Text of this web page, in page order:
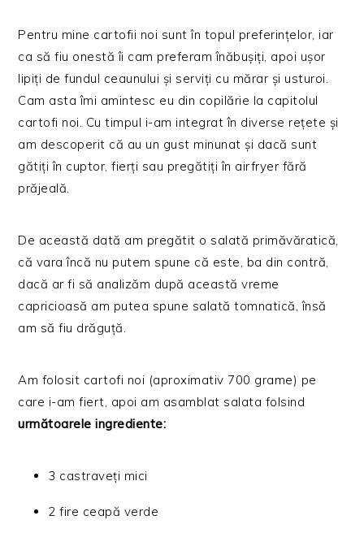
Pentru mine cartofii noi sunt în topul preferințelor, iar
ca să fiu onestă îi cam preferam înăbușiți, apoi ușor
lipiți de fundul ceaunului și serviți cu mărar și usturoi.
Cam asta îmi amintesc eu din copilărie la capitolul
cartofi noi. Cu timpul i-am integrat în diverse rețete și
am descoperit că au un gust minunat și dacă sunt
gătiți în cuptor, fierți sau pregătiți în airfryer fără
prăjeală.
De această dată am pregătit o salată primăvăratică,
că vara încă nu putem spune că este, ba din contră,
dacă ar fi să analizăm după această vreme
capricioasă am putea spune salată tomnatică, însă
am să fiu drăguță.
Am folosit cartofi noi (aproximativ 700 grame) pe
care i-am fiert, apoi am asamblat salata folsind
următoarele ingrediente:
3 castraveți mici
2 fire ceapă verde